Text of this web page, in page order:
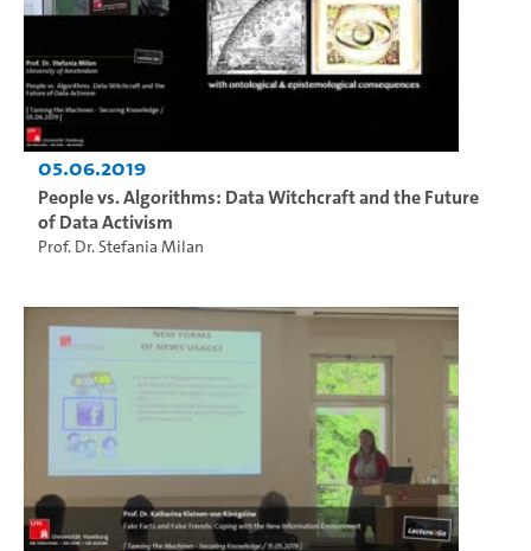
05.06.2019
People vs. Algorithms: Data Witchcraft and the Future
of Data Activism
Prof. Dr. Stefania Milan